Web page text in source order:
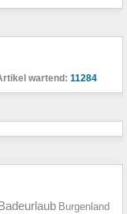
wartend: 11284
Badeurlaub Burgenland